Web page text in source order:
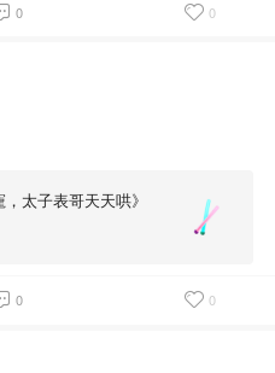
0 0
太子表哥天天哄》
0 0